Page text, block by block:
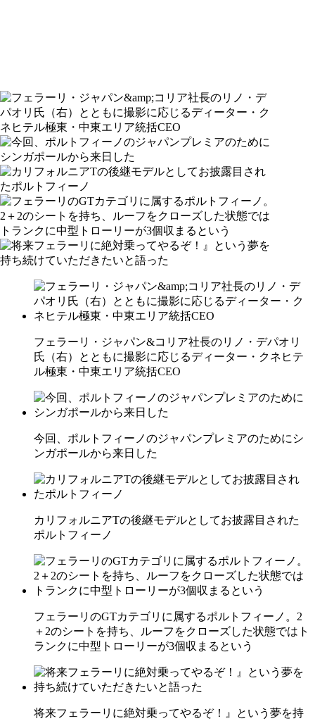
フェラーリ・ジャパン&コリア社長のリノ・デパオリ
氏（右）とともに撮影に応じるディーター・クネヒテ
ル極東・中東エリア統括CEO
今回、ポルトフィーノのジャパンプレミアのためにシ
ンガポールから来日した
カリフォルニアTの後継モデルとしてお披露目された
ポルトフィーノ
フェラーリのGTカテゴリに属するポルトフィーノ。2
＋2のシートを持ち、ルーフをクローズした状態ではト
ランクに中型トローリーが3個収まるという
将来フェラーリに絶対乗ってやるぞ！』という夢を持